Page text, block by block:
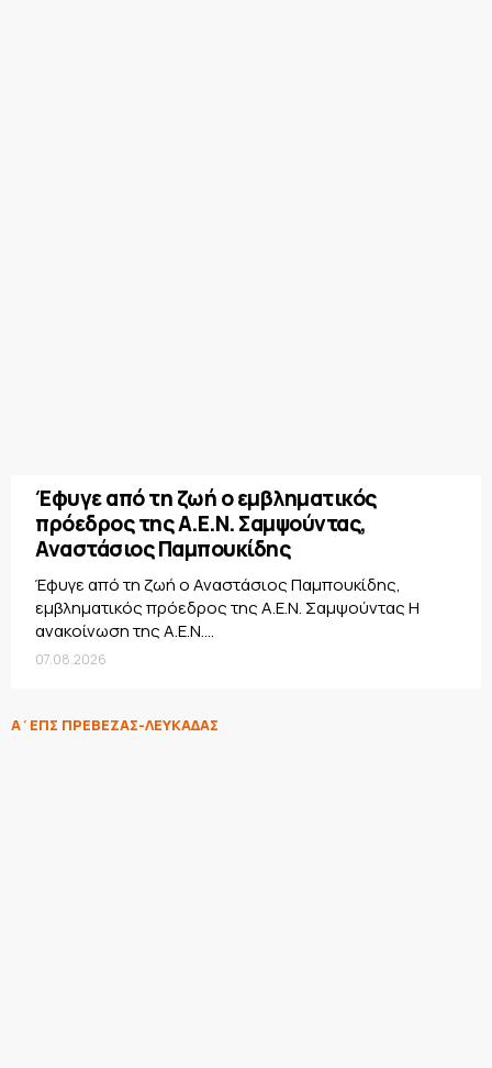
Έφυγε από τη ζωή ο εμβληματικός
πρόεδρος της Α.Ε.Ν. Σαμψούντας,
Αναστάσιος Παμπουκίδης
Έφυγε από τη ζωή ο Αναστάσιος Παμπουκίδης,
εμβληματικός πρόεδρος της Α.Ε.Ν. Σαμψούντας Η
ανακοίνωση της Α.Ε.Ν....
07.08.2026
Α΄ΕΠΣ ΠΡΕΒΕΖΑΣ-ΛΕΥΚΑΔΑΣ